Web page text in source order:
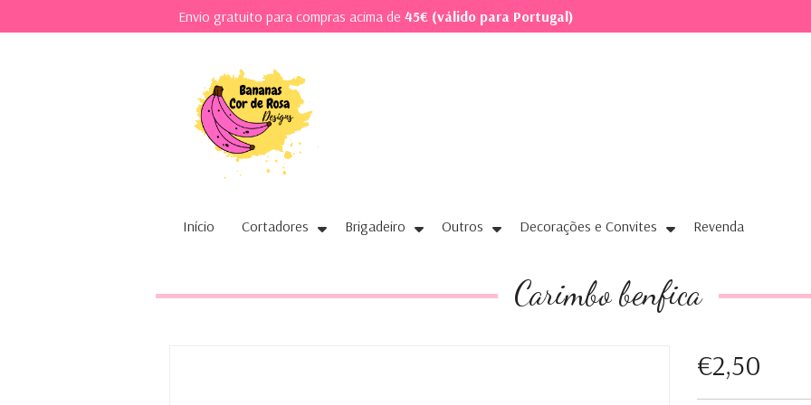
Envio gratuito para compras acima de 45€ (válido para Portugal)
Início Cortadores Brigadeiro Outros Decorações e Convites Revenda
Carimbo benfica
€2,50